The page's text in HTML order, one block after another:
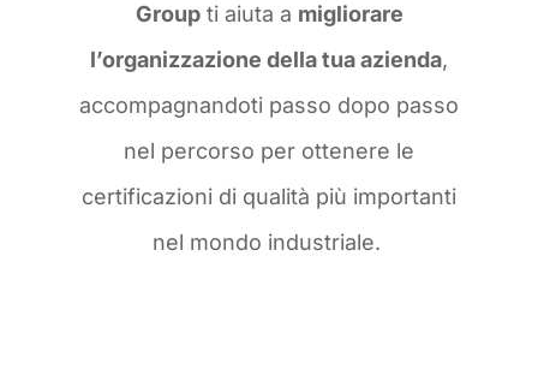
Groupti aiuta a migliorare
l’organizzazione della tua azienda,
accompagnandoti passo dopo passo
nel percorso per ottenere le
certificazioni di qualità più importanti
nel mondo industriale.